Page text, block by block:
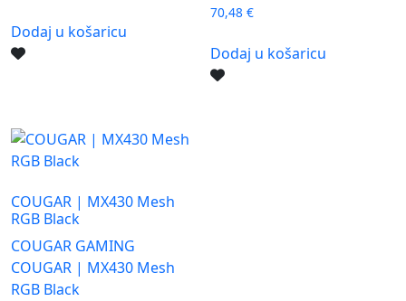
Dodaj u košaricu
70,48€
Dodaj u košaricu
COUGAR | MX430 Mesh
RGB Black
COUGAR GAMING
COUGAR | MX430 Mesh
RGB Black